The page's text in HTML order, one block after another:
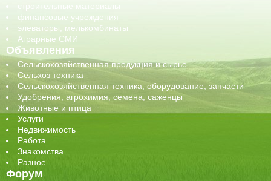
строительные материалы
финансовые учреждения
элеваторы, мелькомбинаты
Аграрные СМИ
Объявления
Сельскохозяйственная продукция и сырье
Сельхоз техника
Сельскохозяйственная техника, оборудование, запчасти
Удобрения, агрохимия, семена, саженцы
Животные и птица
Услуги
Недвижимость
Работа
Знакомства
Разное
Форум